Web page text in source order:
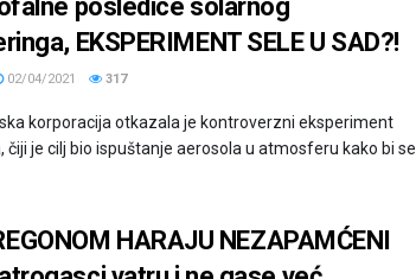
posledice solarnog
EKSPERIMENT SELE U SAD?!
02/04/2021 317
korporacija otkazala je kontroverzni eksperiment
čiji je cilj bio ispuštanje aerosola u atmosferu kako bi se
HARAJU NEZAPAMĆENI